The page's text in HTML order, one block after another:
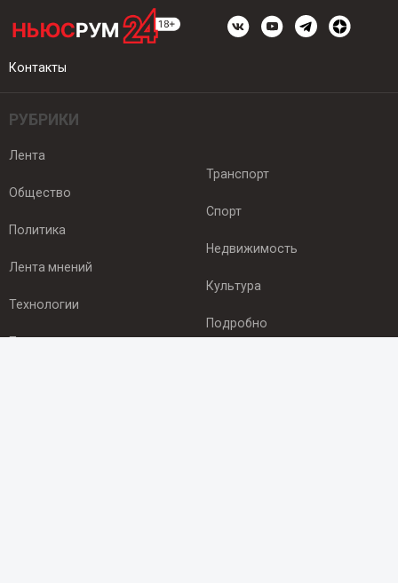
Контакты
РУБРИКИ
Лента
Общество
Политика
Лента мнений
Технологии
Происшествия
Транспорт
Спорт
Недвижимость
Культура
Подробно